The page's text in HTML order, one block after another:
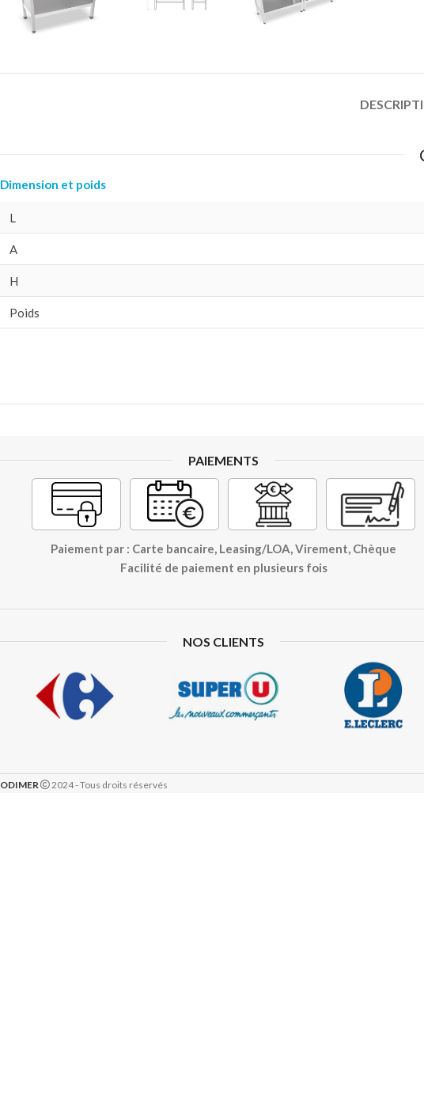
Dimension et poids
L
A
H
Poids
PAIEMENTS
Paiement par : Carte bancaire, Leasing/LOA, Virement, Chèque
Facilité de paiement en plusieurs fois
NOS CLIENTS
ODIMER 2024 - Tous droits réservés